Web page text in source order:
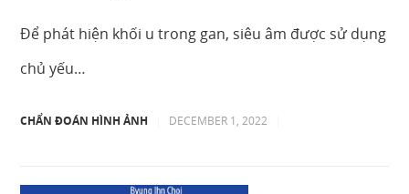
Để phát hiện khối u trong gan, siêu âm được sử dụng
chủ yếu…
CHẨN ĐOÁN HÌNH ẢNH DECEMBER 1, 2022